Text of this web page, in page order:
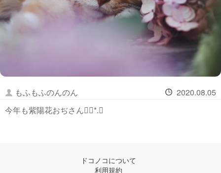
もふもふのんのん
2020.08.05
今年も紫陽花おぢさん❁⃘*.ﾟ
ドコノコについて
利用規約